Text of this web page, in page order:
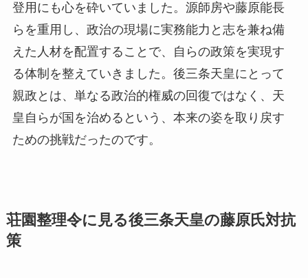
登用にも心を砕いていました。源師房や藤原能長
らを重用し、政治の現場に実務能力と志を兼ね備
えた人材を配置することで、自らの政策を実現す
る体制を整えていきました。後三条天皇にとって
親政とは、単なる政治的権威の回復ではなく、天
皇自らが国を治めるという、本来の姿を取り戻す
ための挑戦だったのです。
荘園整理令に見る後三条天皇の藤原氏対抗
策